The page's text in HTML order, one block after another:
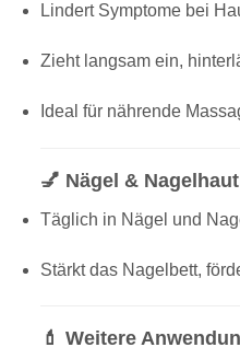
Lindert Symptome bei
Zieht langsam ein,
Ideal für nährende
💅 Nägel &
Täglich in Nägel und
Stärkt das Nagelbett,
💄 Weitere